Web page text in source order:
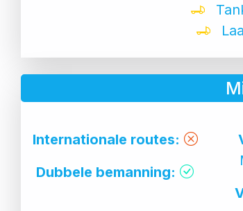
Internationale routes:
Dubbele bemanning: